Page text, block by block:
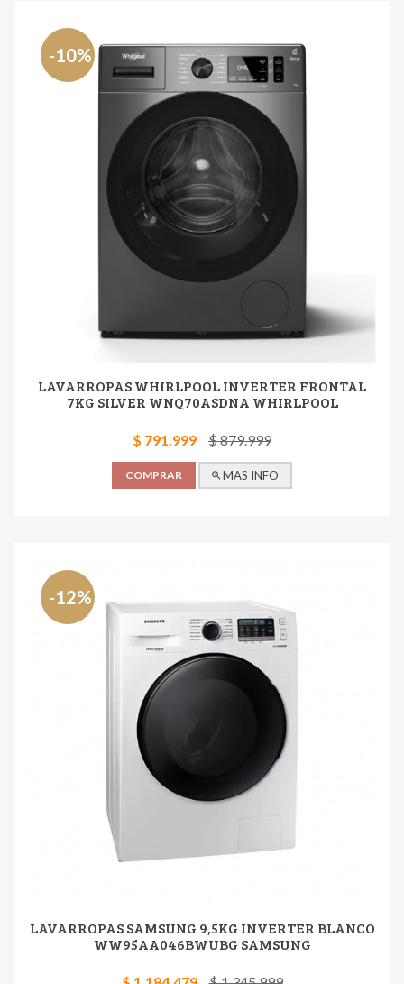
-10%
LAVARROPAS WHIRLPOOL INVERTER FRONTAL
7KG SILVER WNQ70ASDNA WHIRLPOOL
$ 791.999 $ 879.999
COMPRAR MAS INFO
-12%
LAVARROPAS SAMSUNG 9,5KG INVERTER BLANCO
WW95AA046BWUBG SAMSUNG